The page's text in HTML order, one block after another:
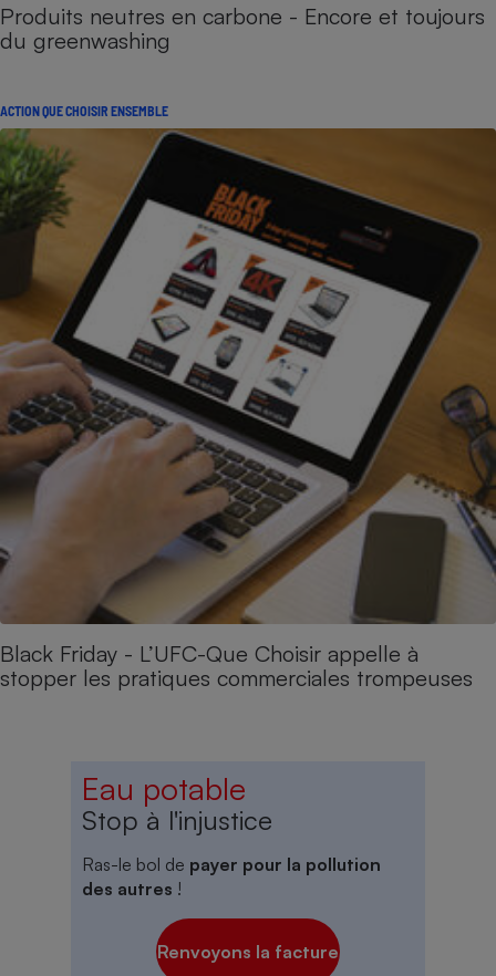
Produits neutres en carbone - Encore et toujours
du greenwashing
ACTION QUE CHOISIR ENSEMBLE
Black Friday - L’UFC-Que Choisir appelle à
stopper les pratiques commerciales trompeuses
Eau potable
Stop à l'injustice
Ras-le bol de payer pour la pollution
des autres !
Renvoyons la facture